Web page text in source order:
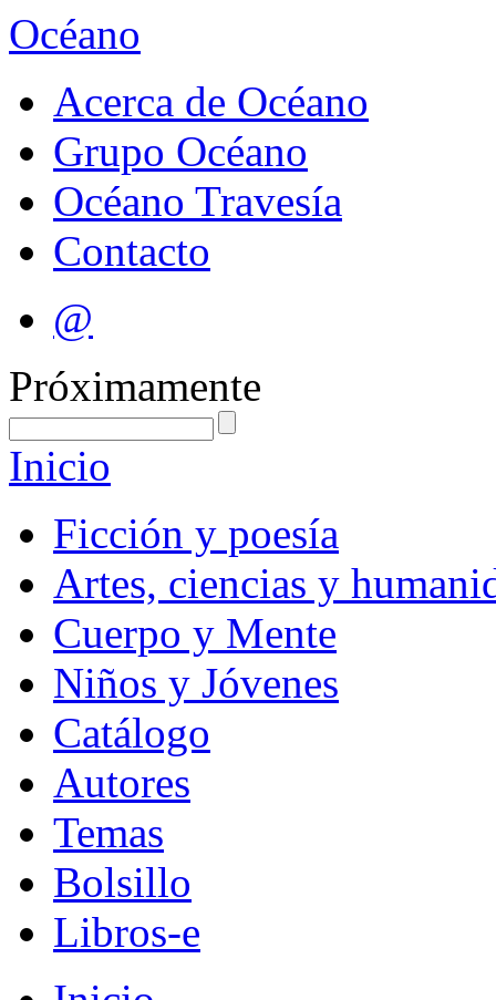
Océano
Acerca de Océano
Grupo Océano
Océano Travesía
Contacto
@
Próximamente
Inicio
Ficción y poesía
Artes, ciencias y
Cuerpo y Mente
Niños y Jóvenes
Catálogo
Autores
Temas
Bolsillo
Libros-e